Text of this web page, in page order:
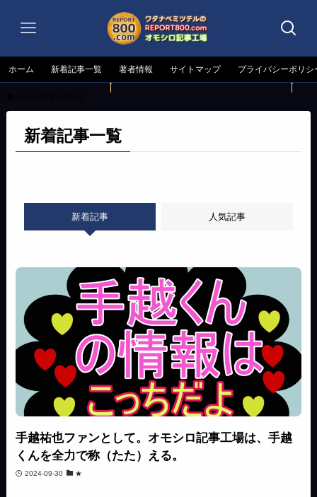
ホーム 新着記事一覧 著者情報 サイトマップ プライバシーポリシ
新着記事一覧
新着記事 人気記事
手越祐也ファンとして。オモシロ記事工場は、手越
くんを全力で称（たた）える。
2024-09-30 ★